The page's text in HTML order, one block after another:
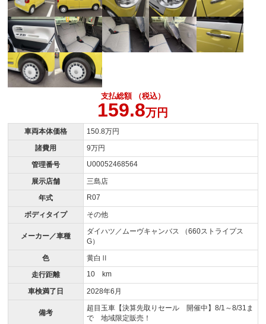
支払総額 （税込）
159.8万円
車両本体価格
150.8万円
諸費用
9万円
管理番号
U00052468564
展示店舗
三島店
年式
R07
ボディタイプ その他
メーカー／車種
ダイハツ／ムーヴキャンバス （660ストライプス
G）
色
黄白Ⅱ
走行距離
10 km
車検満了日 2028年6月
備考
超目玉車【決算先取りセール 開催中】8/1～8/31ま
で 地域限定販売！